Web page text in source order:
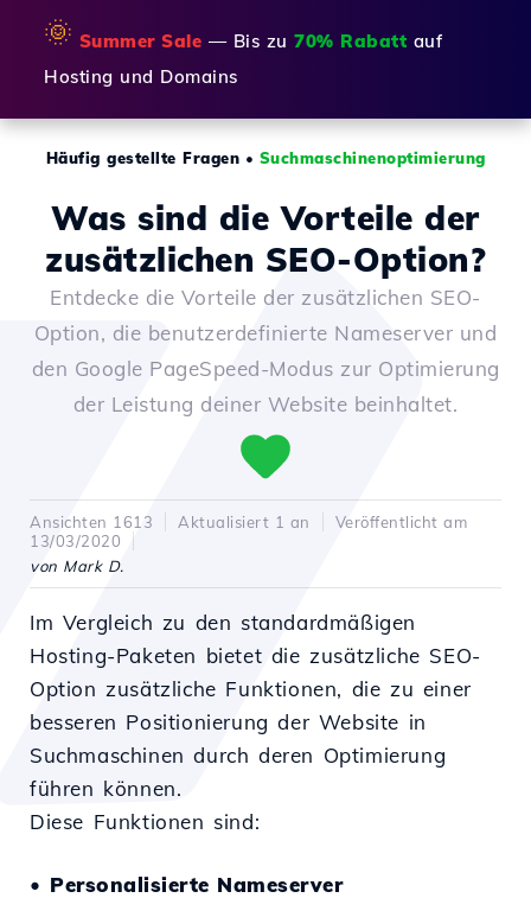
🌞 Summer Sale — Bis zu 70% Rabatt auf
Hosting und Domains
Häufig gestellte Fragen • Suchmaschinenoptimierung
Was sind die Vorteile der
zusätzlichen SEO-Option?
Entdecke die Vorteile der zusätzlichen SEO-
Option, die benutzerdefinierte Nameserver und
den Google PageSpeed-Modus zur Optimierung
der Leistung deiner Website beinhaltet.
Ansichten 1613 Aktualisiert 1 an
Veröffentlicht am
13/03/2020
von Mark D.
Im Vergleich zu den standardmäßigen
Hosting-Paketen bietet die zusätzliche SEO-
Option zusätzliche Funktionen, die zu einer
besseren Positionierung der Website in
Suchmaschinen durch deren Optimierung
führen können.
Diese Funktionen sind:
• Personalisierte Nameserver